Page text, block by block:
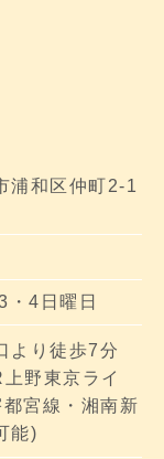
浦和区仲町2-1
4日曜日
より徒歩7分
野東京ライ
宮線・湘南新
能)